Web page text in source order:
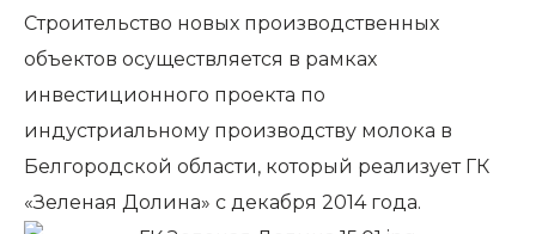
Строительство новых производственных
объектов осуществляется в рамках
инвестиционного проекта по
индустриальному производству молока в
Белгородской области, который реализует ГК
«Зеленая Долина» с декабря 2014 года.